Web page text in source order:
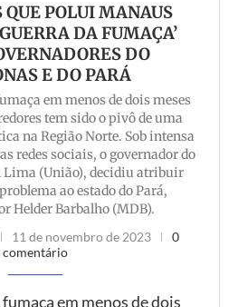
POLUI MANAUS
DA FUMAÇA’
DO
E DO PARÁ
em menos de dois meses
tem sido o pivô de uma
na Região Norte. Sob intensa
redes sociais, o governador do
Lima (União), decidiu atribuir
ao estado do Pará,
Helder Barbalho (MDB).
11 de novembro de 2023
0
comentário
em menos de dois